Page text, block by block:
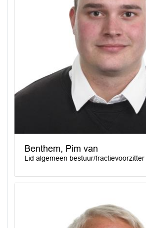
Benthem, Pim van
Lid algemeen bestuur/fractievoorzitter